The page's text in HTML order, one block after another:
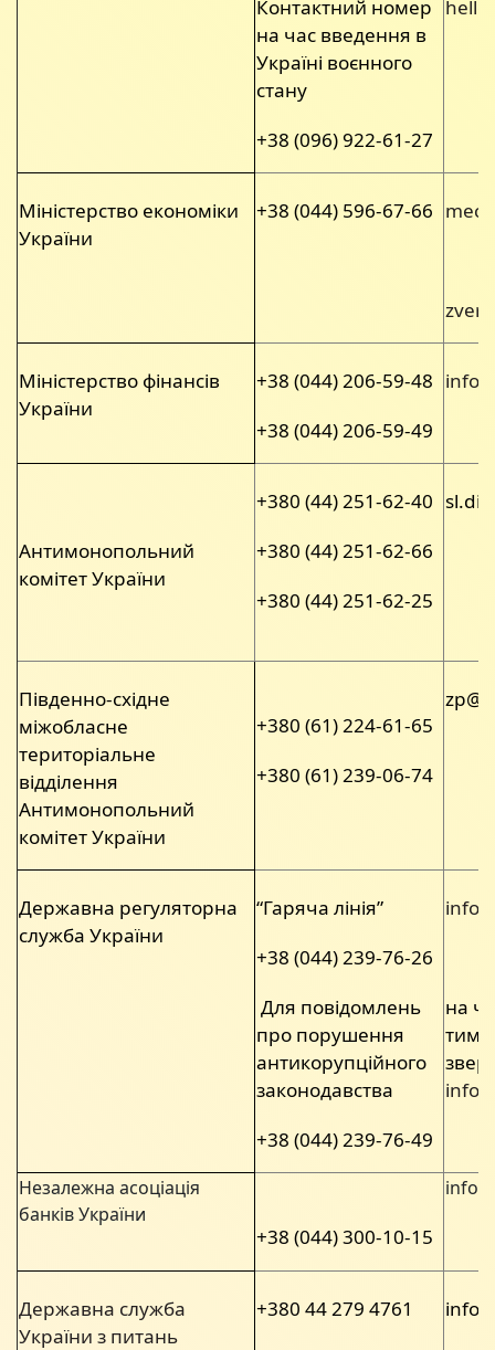
Контактний номер
на час введення в
Україні воєнного
стану
+38 (096) 922-61-27
Міністерство економіки
України
+38 (044) 596-67-66
Міністерство фінансів
України
+38 (044) 206-59-48
+38 (044) 206-59-49
Антимонопольний
комітет України
+380 (44) 251-62-40
+380 (44) 251-62-66
+380 (44) 251-62-25
Південно-східне
міжобласне
територіальне
відділення
Антимонопольний
комітет України
+380 (61) 224-61-65
+380 (61) 239-06-74
Державна регуляторна
служба України
“Гаряча лінія”
+38 (044) 239-76-26
Для повідомлень
про порушення
антикорупційного
законодавства
+38 (044) 239-76-49
на
Незалежна асоціація
банків України
+38 (044) 300-10-15
Державна служба
України з питань
+380 44 279 4761